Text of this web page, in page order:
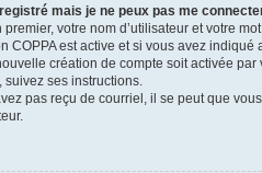
mais je ne peux pas me
premier, votre nom d’utilisateur et votre
COPPA est active et si vous avez
création de compte soit activée
suivez ses instructions.
pas reçu de courriel, il se peut que